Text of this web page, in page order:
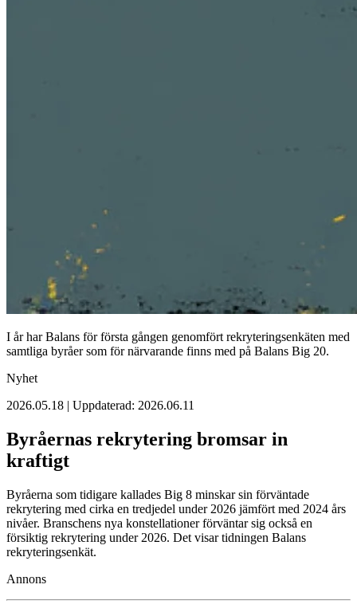
I år har Balans för första gången genomfört rekryteringsenkäten med
samtliga byråer som för närvarande finns med på Balans Big 20.
Nyhet
2026.05.18 | Uppdaterad: 2026.06.11
Byråernas rekrytering bromsar in
kraftigt
Byråerna som tidigare kallades Big 8 minskar sin förväntade
rekrytering med cirka en tredjedel under 2026 jämfört med 2024 års
nivåer. Branschens nya konstellationer förväntar sig också en
försiktig rekrytering under 2026. Det visar tidningen Balans
rekryteringsenkät.
Annons